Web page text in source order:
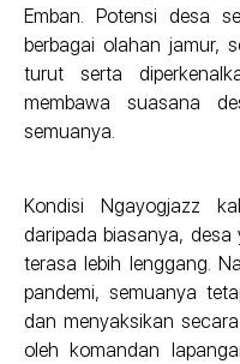
Emban. Potensi desa
berbagai olahan jamur,
turut serta
membawa suasana
semuanya.
Kondisi Ngayogjazz
daripada biasanya,
terasa lebih lenggang.
pandemi, semuanya
dan menyaksikan
oleh komandan